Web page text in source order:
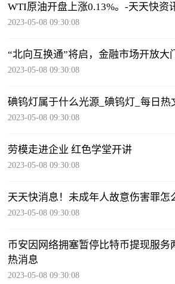
WTI原油开盘上涨0.13%。-天天快资
2023-05-08 09:30:08
“北向互换通”将启，金融市场开放大
2023-05-08 09:30:08
碘钨灯属于什么光源_碘钨灯_每日热
2023-05-08 09:30:08
劳模走进企业 红色学堂开讲
2023-05-08 09:30:08
天天快消息！未成年人故意伤害罪怎
2023-05-08 09:30:08
币安因网络拥塞暂停比特币提现服务
热消息
2023-05-08 09:30:08